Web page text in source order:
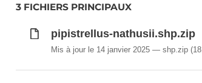
3 FICHIERS PRINCIPAUX
pipistrellus-nathusii.shp.zip
Mis à jour le 14 janvier 2025 shp.zip